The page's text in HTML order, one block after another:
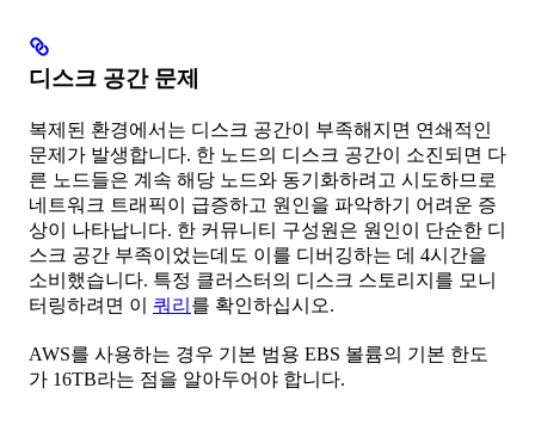
디스크 공간 문제
복제된 환경에서는 디스크 공간이 부족해지면 연쇄적인
문제가 발생합니다. 한 노드의 디스크 공간이 소진되면 다
른 노드들은 계속 해당 노드와 동기화하려고 시도하므로
네트워크 트래픽이 급증하고 원인을 파악하기 어려운 증
상이 나타납니다. 한 커뮤니티 구성원은 원인이 단순한 디
스크 공간 부족이었는데도 이를 디버깅하는 데 4시간을
소비했습니다. 특정 클러스터의 디스크 스토리지를 모니
터링하려면 이 쿼리 를 확인하십시오.
AWS를 사용하는 경우 기본 범용 EBS 볼륨의 기본 한도
가 16TB라는 점을 알아두어야 합니다.